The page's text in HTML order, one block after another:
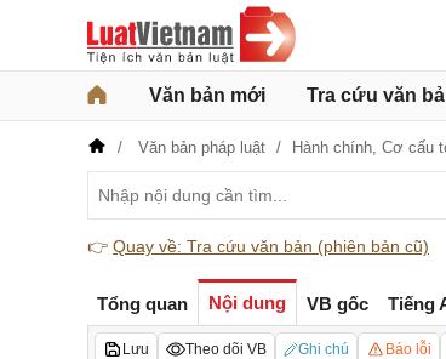
Văn bản mới Tra cứu văn
Văn bản pháp luật Hành chính, Cơ cấu
👉 Quay về: Tra cứu văn bản (phiên bản cũ)
Tổng quan Nội dung VB gốc Tiếng
Lưu Theo dõi VB Ghi chú Báo lỗi